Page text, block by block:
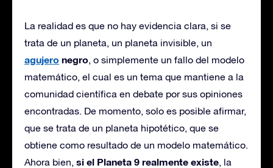
La realidad es que no hay evidencia clara, si se
trata de un planeta, un planeta invisible, un
agujero negro, o simplemente un fallo del modelo
matemático, el cual es un tema que mantiene a la
comunidad científica en debate por sus opiniones
encontradas. De momento, solo es posible afirmar,
que se trata de un planeta hipotético, que se
obtiene como resultado de un modelo matemático.
Ahora bien, si el Planeta 9 realmente existe, la